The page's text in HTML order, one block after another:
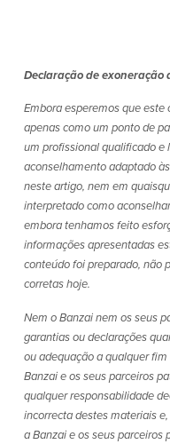
Declaração de exoneração
Embora esperemos que
apenas como um ponto de
um profissional qualificado e
aconselhamento adaptado
neste artigo, nem em
interpretado como
embora tenhamos feito
informações apresentadas
conteúdo foi preparado, não
corretas hoje.
Nem o Banzai nem os seus
garantias ou declarações
ou adequação a qualquer
Banzai e os seus parceiros
qualquer responsabilidade
incorrecta destes materiais
a Banzai e os seus parceiros